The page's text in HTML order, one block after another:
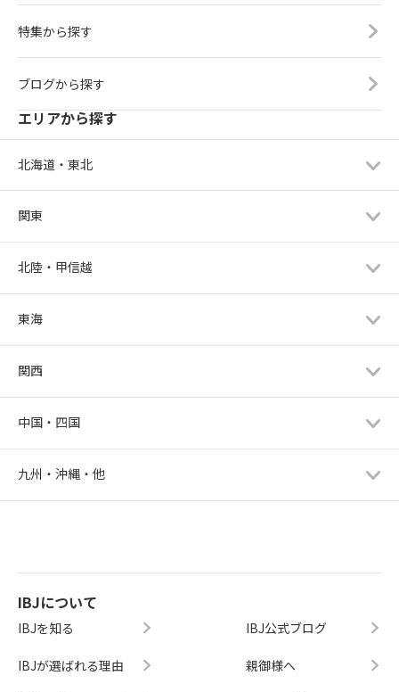
特集から探す
ブログから探す
エリアから探す
北海道・東北
関東
北陸・甲信越
東海
関西
中国・四国
九州・沖縄・他
IBJについて
IBJを知る
IBJが選ばれる理由
IBJ公式ブログ
親御様へ